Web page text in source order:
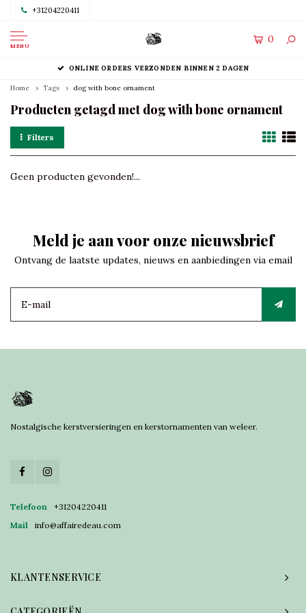
+31204220411
MENU
0
ONLINE ORDERS VERZONDEN BINNEN 2 DAGEN
Home Tags dog with bone ornament
Producten getagd met dog with bone ornament
Filters
Geen producten gevonden!...
Meld je aan voor onze nieuwsbrief
Ontvang de laatste updates, nieuws en aanbiedingen via email
Nostalgische kerstversieringen en kerstornamenten van weleer.
Telefoon
+31204220411
Mail
info@affairedeau.com
KLANTENSERVICE